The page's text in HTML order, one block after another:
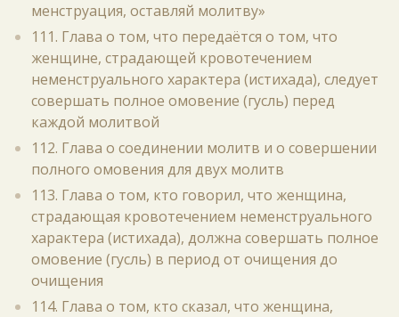
менструация, оставляй молитву»
111. Глава о том, что передаётся о том, что
женщине, страдающей кровотечением
неменструального характера (истихада), следует
совершать полное омовение (гусль) перед
каждой молитвой
112. Глава о соединении молитв и о совершении
полного омовения для двух молитв
113. Глава о том, кто говорил, что женщина,
страдающая кровотечением неменструального
характера (истихада), должна совершать полное
омовение (гусль) в период от очищения до
очищения
114. Глава о том, кто сказал, что женщина,